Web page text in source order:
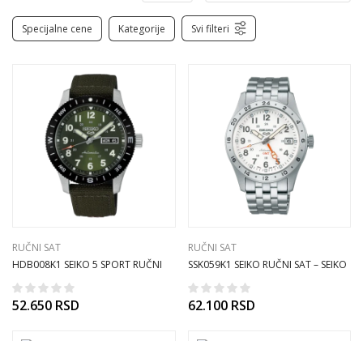
Specijalne cene Kategorije Svi filteri
RUČNI SAT
HDB008K1 SEIKO 5 SPORT RUČNI
SAT
52.650 RSD
RUČNI SAT
SSK059K1 SEIKO RUČNI SAT – SEIKO
5 SPORT
62.100 RSD